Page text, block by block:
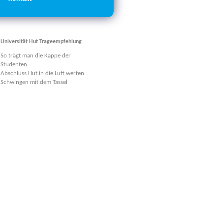
Universität Hut Trageempfehlung
So trägt man die Kappe der
Studenten
Abschluss Hut in die Luft werfen
Schwingen mit dem Tassel